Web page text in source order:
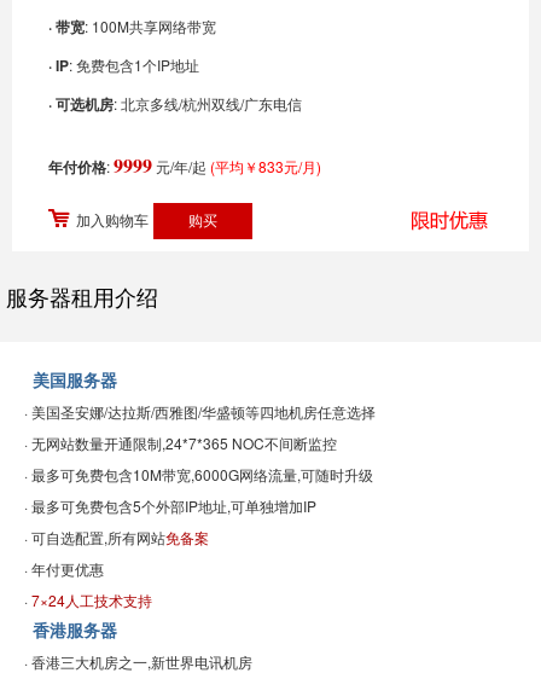
· 带宽: 100M共享网络带宽
· IP: 免费包含1个IP地址
· 可选机房: 北京多线/杭州双线/广东电信
年付价格:9999元/年/起 (平均￥833元/月)
加入购物车
服务器租用介绍
美国服务器
· 美国圣安娜/达拉斯/西雅图/华盛顿等四地机房任意选择
· 无网站数量开通限制,24*7*365 NOC不间断监控
· 最多可免费包含10M带宽,6000G网络流量,可随时升级
· 最多可免费包含5个外部IP地址,可单独增加IP
· 可自选配置,所有网站免备案
· 年付更优惠
·7×24人工技术支持
香港服务器
· 香港三大机房之一,新世界电讯机房